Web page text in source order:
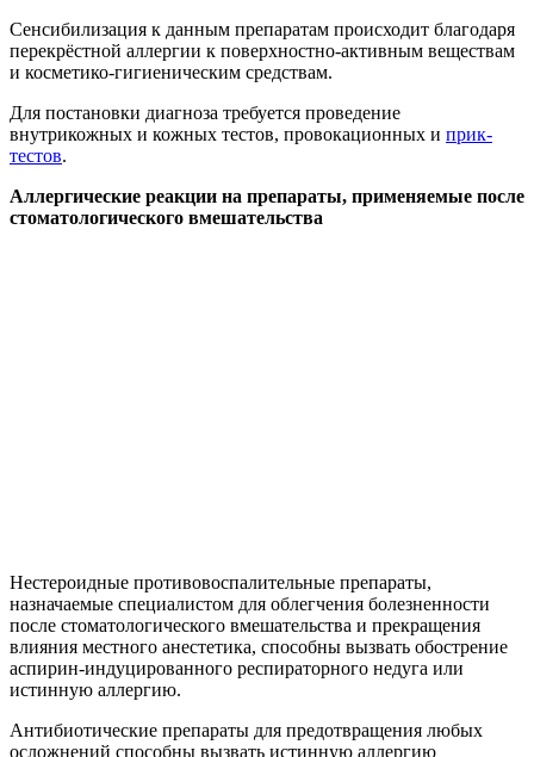
Сенсибилизация к данным препаратам происходит благодаря
перекрёстной аллергии к поверхностно-активным веществам
и косметико-гигиеническим средствам.
Для постановки диагноза требуется проведение
внутрикожных и кожных тестов, провокационных и прик-
тестов.
Аллергические реакции на препараты, применяемые после
стоматологического вмешательства
Нестероидные противовоспалительные препараты,
назначаемые специалистом для облегчения болезненности
после стоматологического вмешательства и прекращения
влияния местного анестетика, способны вызвать обострение
аспирин-индуцированного респираторного недуга или
истинную аллергию.
Антибиотические препараты для предотвращения любых
осложнений способны вызвать истинную аллергию